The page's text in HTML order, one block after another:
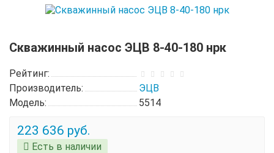
Скважинный насос ЭЦВ 8-40-180 нрк
Рейтинг:
Производитель:
ЭЦВ
Модель:
5514
223 636 руб.
Есть в наличии